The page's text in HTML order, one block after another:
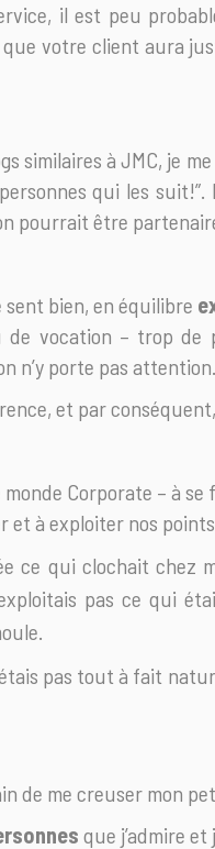
il est peu
votre client aura
similaires à JMC, je
qui les suit!”.
pourrait être
bien, en équilibre
vocation – trop de
n’y porte pas attention.
et par
Corporate – à se
et à exploiter nos
ce qui clochait chez
pas ce qui
pas tout à fait
de me creuser mon
que j’admire et